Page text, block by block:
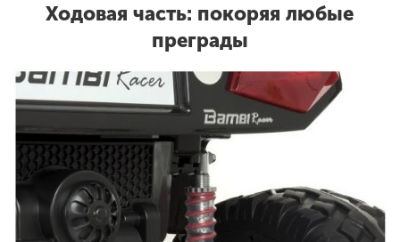
Ходовая часть: покоряя любые
преграды